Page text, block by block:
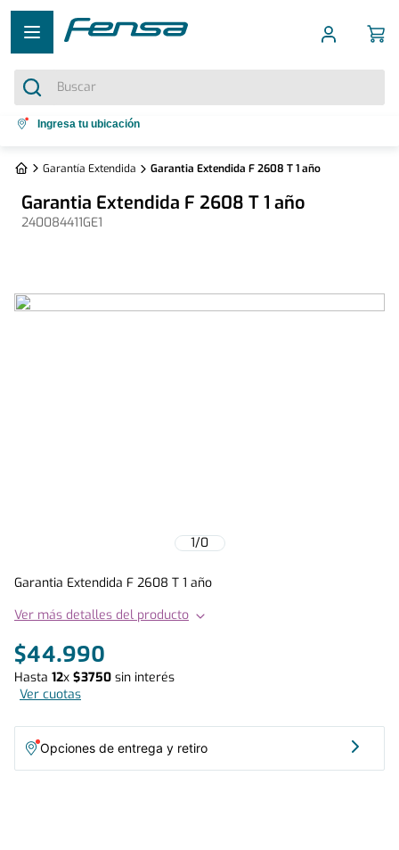
Buscar
Términos más buscados
3. bottom freezer
Ingresa tu ubicación
Garantía Extendida Garantia Extendida F 2608 T 1 año
Garantia Extendida F 2608 T 1 año
240084411GE1
1/0
Garantia Extendida F 2608 T 1 año
Ver más detalles del producto
$44.990
Hasta 12x $3750 sin interés
Ver cuotas
Opciones de entrega y retiro